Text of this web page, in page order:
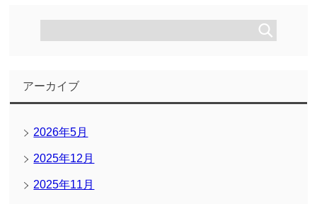
アーカイブ
2026年5月
2025年12月
2025年11月